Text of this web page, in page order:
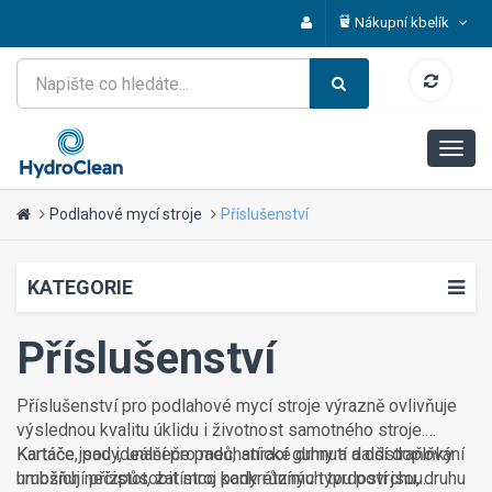
Nákupní kbelík
Podlahové mycí stroje Příslušenství
KATEGORIE
Příslušenství
Příslušenství pro podlahové mycí stroje výrazně ovlivňuje
výslednou kvalitu úklidu i životnost samotného stroje.
Kartáče, pady, unašeče padů, stírací gumy a další doplňky
umožňují přizpůsobit stroj konkrétnímu typu povrchu, druhu
Kartáče jsou ideální pro mechanické drhnutí a odstraňování
hrubších nečistot, zatímco pady různých tvrdostí jsou